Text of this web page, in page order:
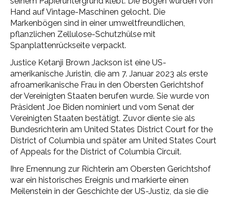
Hand auf Vintage-Maschinen gelocht. Die
Markenbögen sind in einer umweltfreundlichen,
pflanzlichen Zellulose-Schutzhülse mit
Spanplattenrückseite verpackt.
Justice Ketanji Brown Jackson ist eine US-
amerikanische Juristin, die am 7. Januar 2023 als erste
afroamerikanische Frau in den Obersten Gerichtshof
der Vereinigten Staaten berufen wurde. Sie wurde von
Präsident Joe Biden nominiert und vom Senat der
Vereinigten Staaten bestätigt. Zuvor diente sie als
Bundesrichterin am United States District Court for the
District of Columbia und später am United States Court
of Appeals for the District of Columbia Circuit.
Ihre Ernennung zur Richterin am Obersten Gerichtshof
war ein historisches Ereignis und markierte einen
Meilenstein in der Geschichte der US-Justiz, da sie die